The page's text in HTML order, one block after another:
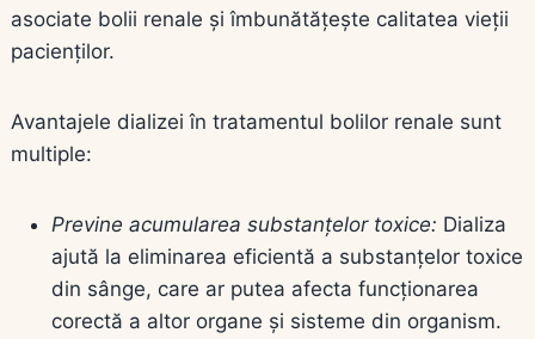
asociate bolii renale și îmbunătățește calitatea vieții
pacienților.
Avantajele dializei în tratamentul bolilor renale sunt
multiple:
Previne acumularea substanțelor toxice: Dializa
ajută la eliminarea eficientă a substanțelor toxice
din sânge, care ar putea afecta funcționarea
corectă a altor organe și sisteme din organism.